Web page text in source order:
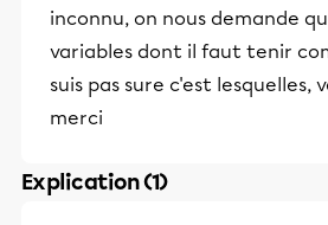
inconnu, on nous demande
variables dont il faut tenir
suis pas sure c'est lesquelles,
merci
Explication (1)